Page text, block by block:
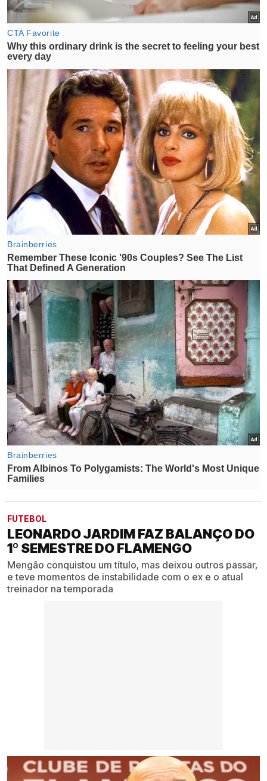
FUTEBOL
LEONARDO JARDIM FAZ BALANÇO DO
1º SEMESTRE DO FLAMENGO
Mengão conquistou um título, mas deixou outros passar,
e teve momentos de instabilidade com o ex e o atual
treinador na temporada